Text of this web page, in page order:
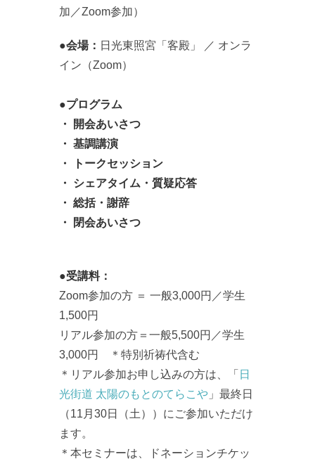
加／Zoom参加）
●会場： 日光東照宮「客殿」 ／ オンラ
イン（Zoom）
●プログラム
・ 開会あいさつ
・ 基調講演
・ トークセッション
・ シェアタイム・質疑応答
・ 総括・謝辞
・ 閉会あいさつ
●受講料：
Zoom参加の方 ＝ 一般3,000円／学生
1,500円
リアル参加の方＝一般5,500円／学生
3,000円 ＊特別祈祷代含む
＊リアル参加お申し込みの方は、「 日
光街道 太陽のもとのてらこや 」最終日
（11月30日（土））にご参加いただけ
ます。
＊本セミナーは、ドネーションチケッ